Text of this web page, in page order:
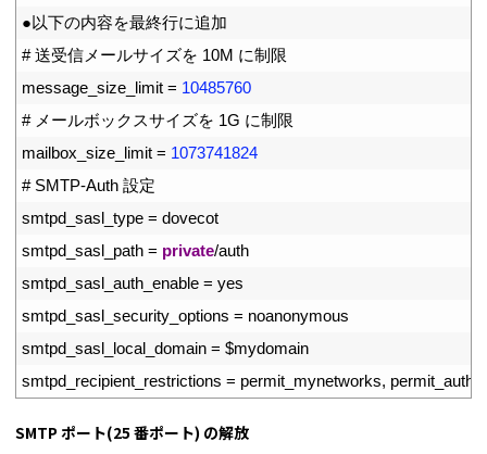
●以下の内容を最終行に追加
# 送受信メールサイズを 10M に制限
message_size_limit = 10485760
# メールボックスサイズを 1G に制限
mailbox_size_limit = 1073741824
# SMTP-Auth 設定
smtpd_sasl_type = dovecot
smtpd_sasl_path = private/auth
smtpd_sasl_auth_enable = yes
smtpd_sasl_security_options = noanonymous
smtpd_sasl_local_domain = $mydomain
smtpd_recipient_restrictions = permit_mynetworks,
SMTP ポート(25 番ポート) の解放